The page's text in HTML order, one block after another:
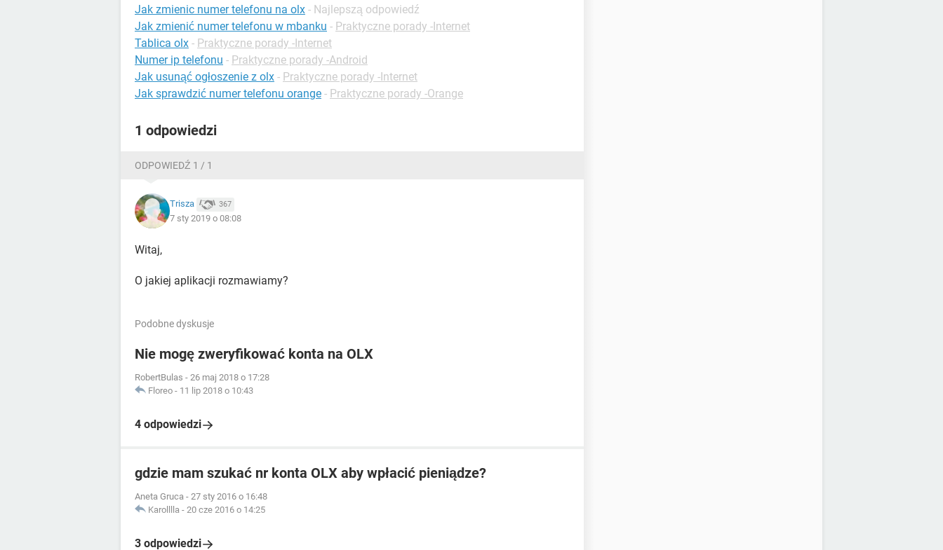
Jak zmienic numer telefonu na olx - Najlepszą odpowiedź
Jak zmienić numer telefonu w mbanku - Praktyczne porady -Internet
Tablica olx - Praktyczne porady -Internet
Numer ip telefonu - Praktyczne porady -Android
Jak usunąć ogłoszenie z olx - Praktyczne porady -Internet
Jak sprawdzić numer telefonu orange - Praktyczne porady -Orange
1 odpowiedzi
ODPOWIEDŹ 1 / 1
Trisza 367
7 sty 2019 o 08:08
Witaj,
O jakiej aplikacji rozmawiamy?
Podobne dyskusje
Nie mogę zweryfikować konta na OLX
RobertBulas - 26 maj 2018 o 17:28
Floreo - 11 lip 2018 o 10:43
4 odpowiedzi
gdzie mam szukać nr konta OLX aby wpłacić pieniądze?
Aneta Gruca - 27 sty 2016 o 16:48
Karolllla - 20 cze 2016 o 14:25
3 odpowiedzi